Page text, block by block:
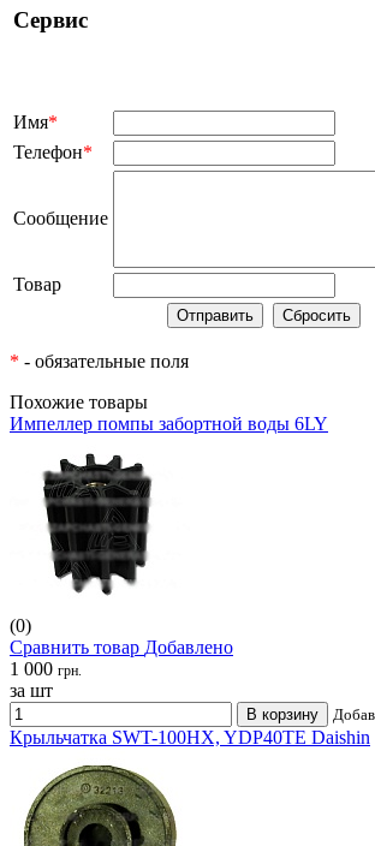
Сервис
Имя*
Телефон*
Сообщение
Товар
* - обязательные поля
Похожие товары
Импеллер помпы забортной воды 6LY
(0)
Сравнить товар Добавлено
1 000 грн.
за шт
В корзину
Крыльчатка SWT-100HX, YDP40TE Daishin